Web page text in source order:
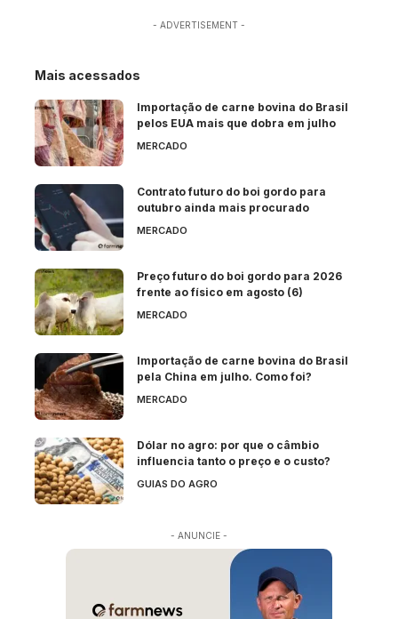
- ADVERTISEMENT -
Mais acessados
Importação de carne bovina do Brasil
pelos EUA mais que dobra em julho
MERCADO
Contrato futuro do boi gordo para
outubro ainda mais procurado
MERCADO
Preço futuro do boi gordo para 2026
frente ao físico em agosto (6)
MERCADO
Importação de carne bovina do Brasil
pela China em julho. Como foi?
MERCADO
Dólar no agro: por que o câmbio
influencia tanto o preço e o custo?
GUIAS DO AGRO
- ANUNCIE -